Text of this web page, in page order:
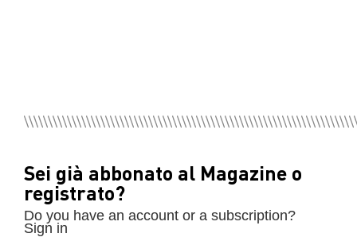
Sei già abbonato al Magazine o
registrato?
Do you have an account or a subscription?
Sign in